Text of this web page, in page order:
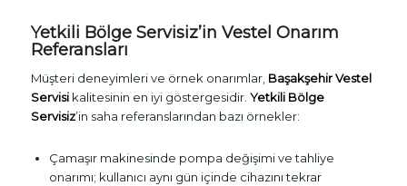
Yetkili Bölge Servisiz’in Vestel Onarım
Referansları
Müşteri deneyimleri ve örnek onarımlar, Başakşehir Vestel
Servisikalitesinin en iyi göstergesidir. Yetkili Bölge
Servisiz’in saha referanslarından bazı örnekler:
Çamaşır makinesinde pompa değişimi ve tahliye
onarımı; kullanıcı aynı gün içinde cihazını tekrar